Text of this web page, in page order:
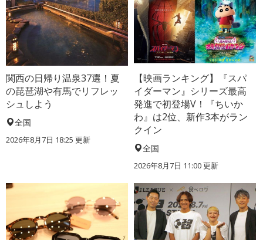
関西の日帰り温泉37選！夏
の琵琶湖や有馬でリフレッ
シュしよう
全国
2026年8月7日 18:25 更新
【映画ランキング】『スパ
イダーマン』シリーズ最高
発進で初登場V！『ちいか
わ』は2位、新作3本がラン
クイン
全国
2026年8月7日 11:00更新